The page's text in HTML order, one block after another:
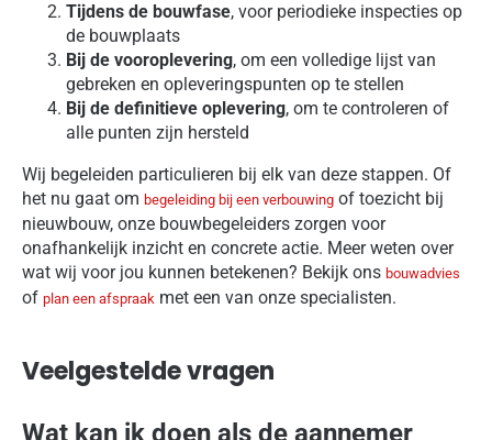
Tijdens de bouwfase, voor periodieke inspecties op
de bouwplaats
Bij de vooroplevering, om een volledige lijst van
gebreken en opleveringspunten op te stellen
Bij de definitieve oplevering, om te controleren of
alle punten zijn hersteld
Wij begeleiden particulieren bij elk van deze stappen. Of
het nu gaat om begeleiding bij een verbouwing of toezicht bij
nieuwbouw, onze bouwbegeleiders zorgen voor
onafhankelijk inzicht en concrete actie. Meer weten over
wat wij voor jou kunnen betekenen? Bekijk ons bouwadvies
of plan een afspraak met een van onze specialisten.
Veelgestelde vragen
Wat kan ik doen als de aannemer